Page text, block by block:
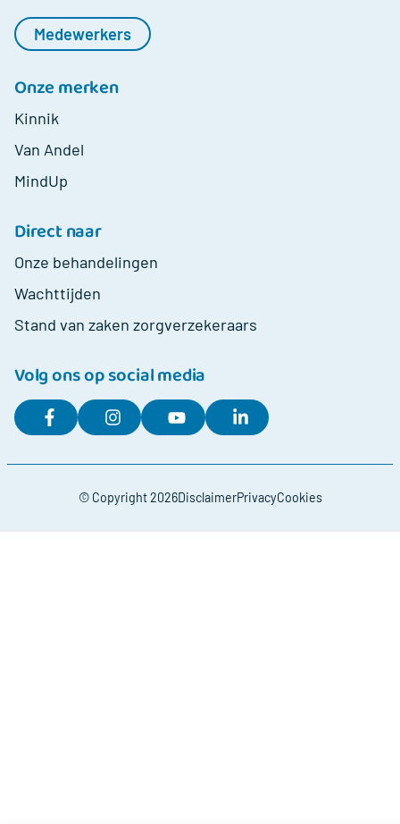
Medewerkers
Onze merken
Kinnik
Van Andel
MindUp
Direct naar
Onze behandelingen
Wachttijden
Stand van zaken zorgverzekeraars
Volg ons op social media
© Copyright 2026DisclaimerPrivacyCookies